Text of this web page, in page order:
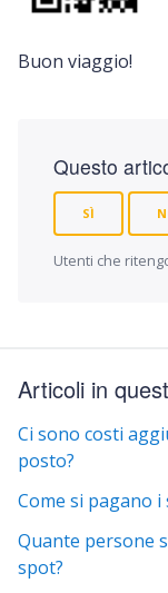
Buon viaggio!
Questo
SÌ
Utenti che
Articoli in
Ci sono costi
posto?
Come si pagano
Quante persone
spot?